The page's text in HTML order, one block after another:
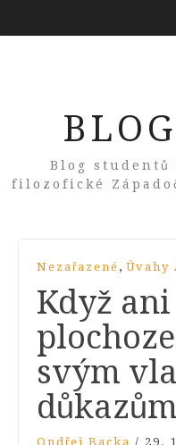
Blog studentů
filozofické
Nezařazené , Úvahy
Když ani
svým
důkazům
Ondřej Backa / 29.